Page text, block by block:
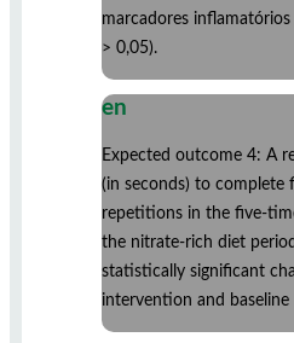
marcadores
> 0,05).
en
Expected outcome 4: A
(in seconds) to complete
repetitions in the five-
the nitrate-rich diet
statistically significant
intervention and baseline